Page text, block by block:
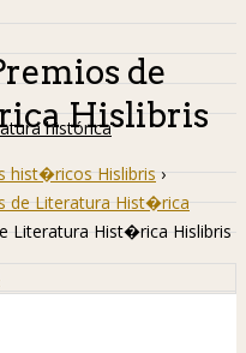
histórica
de
Hislibris
hist�ricos Hislibris ›
de Literatura Hist�rica
Literatura Hist�rica Hislibris